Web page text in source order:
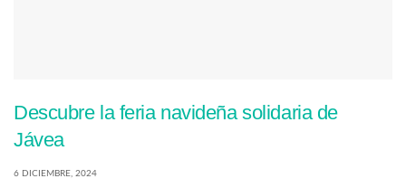
Descubre la feria navideña solidaria de
Jávea
6 DICIEMBRE, 2024